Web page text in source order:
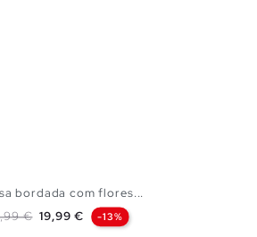
bordada com flores...
normal
€ Preço
19,99 € -13%